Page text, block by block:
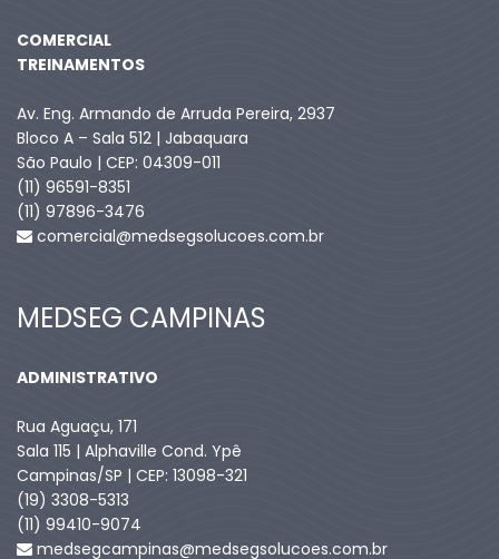
COMERCIAL
TREINAMENTOS
Av. Eng. Armando de Arruda Pereira, 2937
Bloco A – Sala 512 | Jabaquara
São Paulo | CEP: 04309-011
(11) 96591-8351
(11) 97896-3476
comercial@medsegsolucoes.com.br
MEDSEG CAMPINAS
ADMINISTRATIVO
Rua Aguaçu, 171
Sala 115 | Alphaville Cond. Ypê
Campinas/SP | CEP: 13098-321
(19) 3308-5313
(11) 99410-9074​
medsegcampinas@medsegsolucoes.com.br